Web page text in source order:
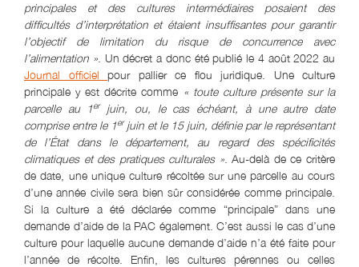
principales et des cultures intermédiaires posaient des
difficultés d’interprétation et étaient insuffisantes pour garantir
l’objectif de limitation du risque de concurrence avec
l’alimentation ». Un décret a donc été publié le 4 août 2022 au
Journal officiel pour pallier ce flou juridique. Une culture
principale y est décrite comme « toute culture présente sur la
parcelle au 1erjuin, ou, le cas échéant, à une autre date
comprise entre le 1erjuin et le 15 juin, définie par le représentant
de l’État dans le département, au regard des spécificités
climatiques et des pratiques culturales ». Au-delà de ce critère
de date, une unique culture récoltée sur une parcelle au cours
d’une année civile sera bien sûr considérée comme principale.
Si la culture a été déclarée comme “principale” dans une
demande d’aide de la PAC également. C’est aussi le cas d’une
culture pour laquelle aucune demande d’aide n’a été faite pour
l’année de récolte. Enfin, les cultures pérennes ou celles